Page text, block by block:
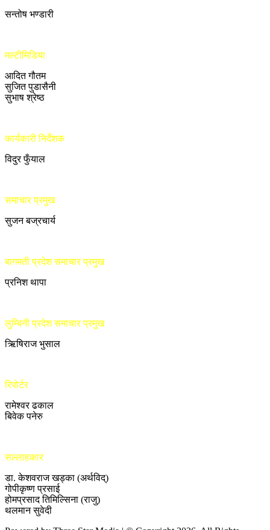
सन्तोष भण्डारी
मल्टीमिडिया
आदित गौतम
सुजित पुडासैनी
सुभाष श्रेष्ठ
कार्यकारी निर्देशक
विदुर फुँयाल
समाचार प्रमुख
सुजन बज्रचार्य
बागमती प्रदेश समाचार प्रमुख
प्रनिश थापा
लुम्बिनी प्रदेश समाचार प्रमुख
ऋिषिराज भुसाल
रिपोर्टर
रामेश्वर ढकाल
बिवेक पनेरु
सल्लाहकार
डा. केशवराज खड्का (अर्थविद्)
गोपीकृष्ण प्रसाई
होमप्रसाद तिमिल्सिना (राजु)
थलमान सुवेदी